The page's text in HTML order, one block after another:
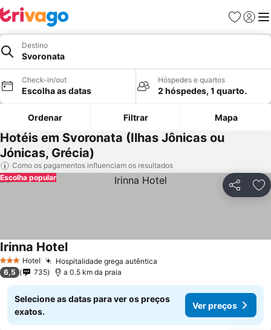
Favoritos
Iniciar
Destino
Svoronata
Check-in/out
Escolha as datas
Hóspedes e quartos
2 hóspedes, 1 quarto.
Ordenar Filtrar Mapa
Hotéis em Svoronata (Ilhas Jônicas ou
Jónicas, Grécia)
Como os pagamentos influenciam os resultados
Partilhar
Escolha popular
3 EstrelasHotel Hospitalidade grega autêntica
Irinna Hotel
6,5 735 a 0.5 km da praia
Selecione as datas para ver os preços
exatos.
Ver preços